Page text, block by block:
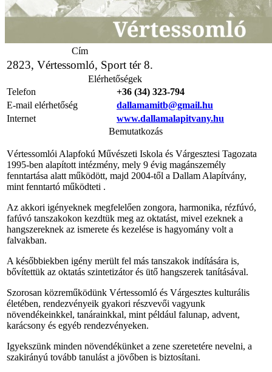
Cím
2823, Vértessomló, Sport tér 8.
Elérhetőségek
Telefon
+36 (34) 323-794
E-mail elérhetőség
dallamamitb@gmail.hu
Internet
www.dallamalapitvany.hu
Bemutatkozás
Vértessomlói Alapfokú Művészeti Iskola és Várgesztesi Tagozata
1995-ben alapított intézmény, mely 9 évig magánszemély
fenntartása alatt működött, majd 2004-től a Dallam Alapítvány,
mint fenntartó működteti .
Az akkori igényeknek megfelelően zongora, harmonika, rézfúvó,
fafúvó tanszakokon kezdtük meg az oktatást, mivel ezeknek a
hangszereknek az ismerete és kezelése is hagyomány volt a
falvakban.
A későbbiekben igény merült fel más tanszakok indítására is,
bővítettük az oktatás szintetizátor és ütő hangszerek tanításával.
Szorosan közreműködünk Vértessomló és Várgesztes kulturális
életében, rendezvényeik gyakori részvevői vagyunk
növendékeinkkel, tanárainkkal, mint például falunap, advent,
karácsony és egyéb rendezvényeken.
Igyekszünk minden növendékünket a zene szeretetére nevelni, a
szakirányú tovább tanulást a jövőben is biztosítani.